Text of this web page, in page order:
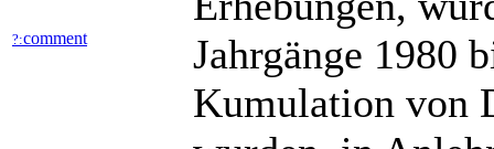
?:comment
Jahrgänge 1980
Kumulation von